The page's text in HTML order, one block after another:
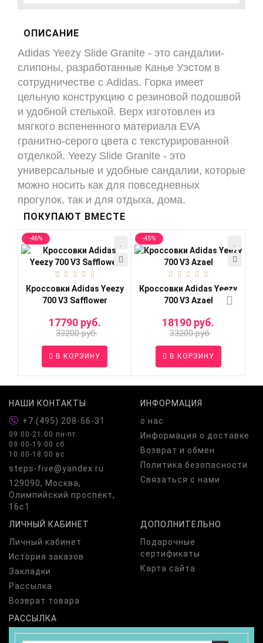
ОПИСАНИЕ
Adidas Yeezy Slide Granite - это сандалии-
слипоны, разработанные Канье Уэстом в
сотрудничестве с Adidas. Горка имеет
цельную конструкцию с резиновой подошвой
и удобной стелькой. Верх изготовлен из
мягкого вспененного материала EVA
гранитно-серого цвета с текстурированной
отделкой. Yeezy Slide Granite - это
универсальные и удобные сандалии, которые
можно носить как для повседневных
прогулок, так и для отдыха, дома.
ПОКУПАЮТ ВМЕСТЕ
-46%
Кроссовки Adidas Yееzy
700 V3 Safflower
17790 руб.
33200 руб.
В КОРЗИНУ
-45%
Кроссовки Adidas Yееzy
700 V3 Azael
18190 руб.
33200 руб.
В КОРЗИНУ
НАШИ КОНТАКТЫ
+7 (495) 208-56-31
09.00-21.00 пн-пт.
09.00-19.00 сб.
10.00-18.00 вс.
steps-five@yandex.ru
129090, Москва,
Олимпийский проспект,
16с1
ИНФОРМАЦИЯ
о нас
Информация о доставке
Возврат и обмен
Политика безопасности
Связаться с нами
ЛИЧНЫЙ КАБИНЕТ
Личный кабинет
История заказов
Закладки
Рассылка
Возврат товара
ДОПОЛНИТЕЛЬНО
Подарочные
сертификаты
Карта сайта
РАССЫЛКА